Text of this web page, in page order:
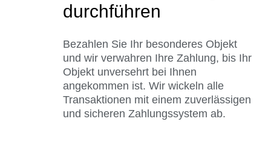
durchführen
Bezahlen Sie Ihr besonderes Objekt
und wir verwahren Ihre Zahlung, bis Ihr
Objekt unversehrt bei Ihnen
angekommen ist. Wir wickeln alle
Transaktionen mit einem zuverlässigen
und sicheren Zahlungssystem ab.